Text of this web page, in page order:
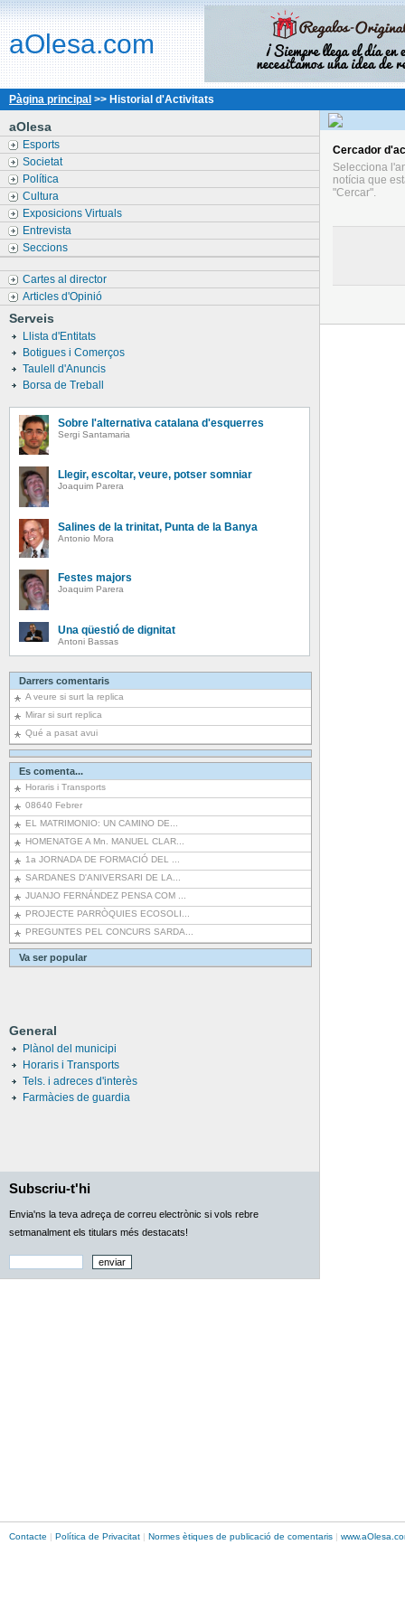
aOlesa.com
Pàgina principal >> Historial d'Activitats
aOlesa
Esports
Societat
Política
Cultura
Exposicions Virtuals
Entrevista
Seccions
Cartes al director
Articles d'Opinió
Serveis
Llista d'Entitats
Botigues i Comerços
Taulell d'Anuncis
Borsa de Treball
Sobre l'alternativa catalana d'esquerres
Sergi Santamaria
Llegir, escoltar, veure, potser somniar
Joaquim Parera
Salines de la trinitat, Punta de la Banya
Antonio Mora
Festes majors
Joaquim Parera
Una qüestió de dignitat
Antoni Bassas
Darrers comentaris
A veure si surt la replica
Mirar si surt replica
Qué a pasat avui
Es comenta...
Horaris i Transports
08640 Febrer
EL MATRIMONIO: UN CAMINO DE...
HOMENATGE A Mn. MANUEL CLAR...
1a JORNADA DE FORMACIÓ DEL ...
SARDANES D'ANIVERSARI DE LA...
JUANJO FERNÁNDEZ PENSA COM ...
PROJECTE PARRÒQUIES ECOSOLI...
PREGUNTES PEL CONCURS SARDA...
Va ser popular
General
Plànol del municipi
Horaris i Transports
Tels. i adreces d'interès
Farmàcies de guardia
Subscriu-t'hi
Envia'ns la teva adreça de correu electrònic si vols rebre
setmanalment els titulars més destacats!
Cercador
Selecciona
notícia que
"Cercar".
Contacte | Política de Privacitat | Normes ètiques de publicació de comentaris | www.aOlesa